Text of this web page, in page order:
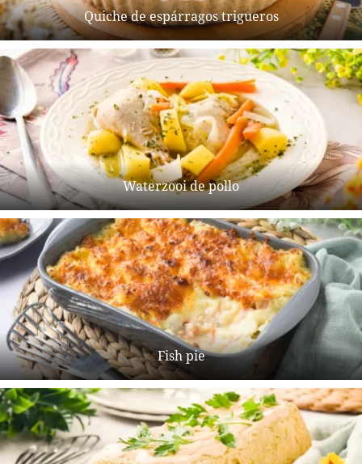
Quiche de espárragos trigueros
Waterzooi de pollo
Fish pie